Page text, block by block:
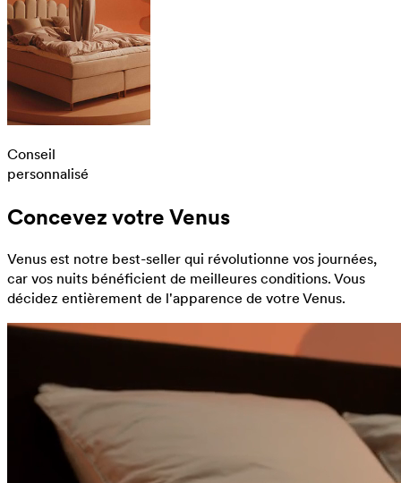
Conseil
personnalisé
Concevez votre Venus
Venus est notre best-seller qui révolutionne vos journées,
car vos nuits bénéficient de meilleures conditions. Vous
décidez entièrement de l'apparence de votre Venus.